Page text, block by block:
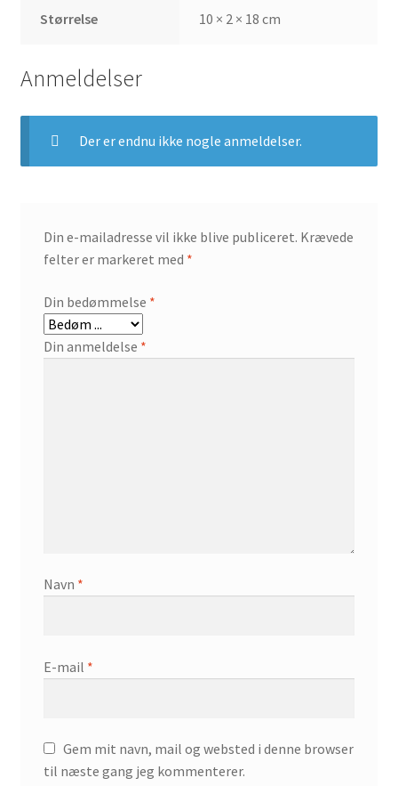
Størrelse 10 × 2 × 18 cm
Anmeldelser
Der er endnu ikke nogle anmeldelser.
Din e-mailadresse vil ikke blive publiceret. Krævede
felter er markeret med *
Din bedømmelse *
Din anmeldelse *
Navn *
E-mail *
Gem mit navn, mail og websted i denne browser
til næste gang jeg kommenterer.